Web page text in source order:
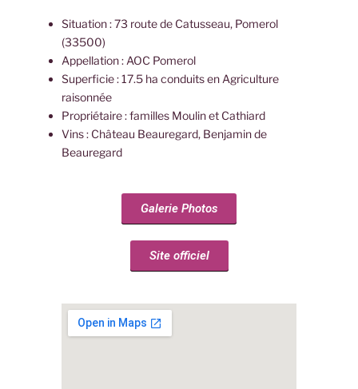
Situation : 73 route de Catusseau, Pomerol
(33500)
Appellation : AOC Pomerol
Superficie : 17.5 ha conduits en Agriculture
raisonnée
Propriétaire : familles Moulin et Cathiard
Vins : Château Beauregard, Benjamin de
Beauregard
Galerie Photos
Site officiel